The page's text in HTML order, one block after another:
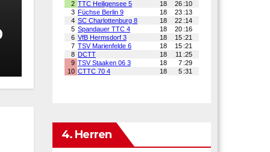
4. Herren